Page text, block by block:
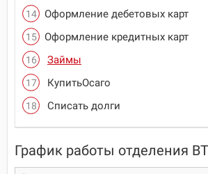
Оформление дебетовых карт
Оформление кредитных карт
Займы
КупитьОсаго
Списать долги
График работы отделения